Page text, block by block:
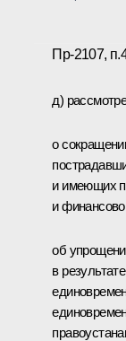
Пр-2107,
д)
о
и имеющих
и
об
в